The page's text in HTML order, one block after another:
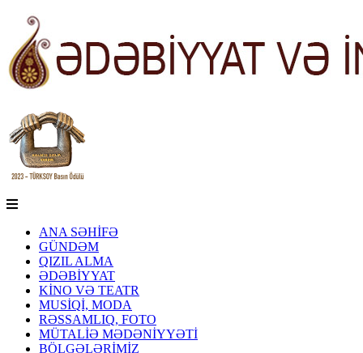
ANA SƏHİFƏ
GÜNDƏM
QIZIL ALMA
ƏDƏBİYYAT
KİNO VƏ TEATR
MUSİQİ, MODA
RƏSSAMLIQ, FOTO
MÜTALİƏ MƏDƏNİYYƏTİ
BÖLGƏLƏRİMİZ